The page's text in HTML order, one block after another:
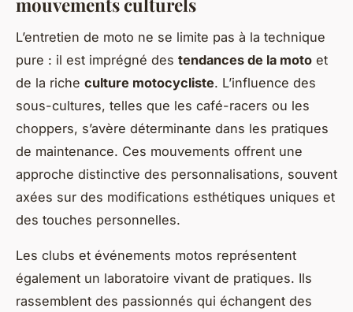
mouvements culturels
L’entretien de moto ne se limite pas à la technique
pure : il est imprégné des tendances de la moto et
de la riche culture motocycliste. L’influence des
sous-cultures, telles que les café-racers ou les
choppers, s’avère déterminante dans les pratiques
de maintenance. Ces mouvements offrent une
approche distinctive des personnalisations, souvent
axées sur des modifications esthétiques uniques et
des touches personnelles.
Les clubs et événements motos représentent
également un laboratoire vivant de pratiques. Ils
rassemblent des passionnés qui échangent des